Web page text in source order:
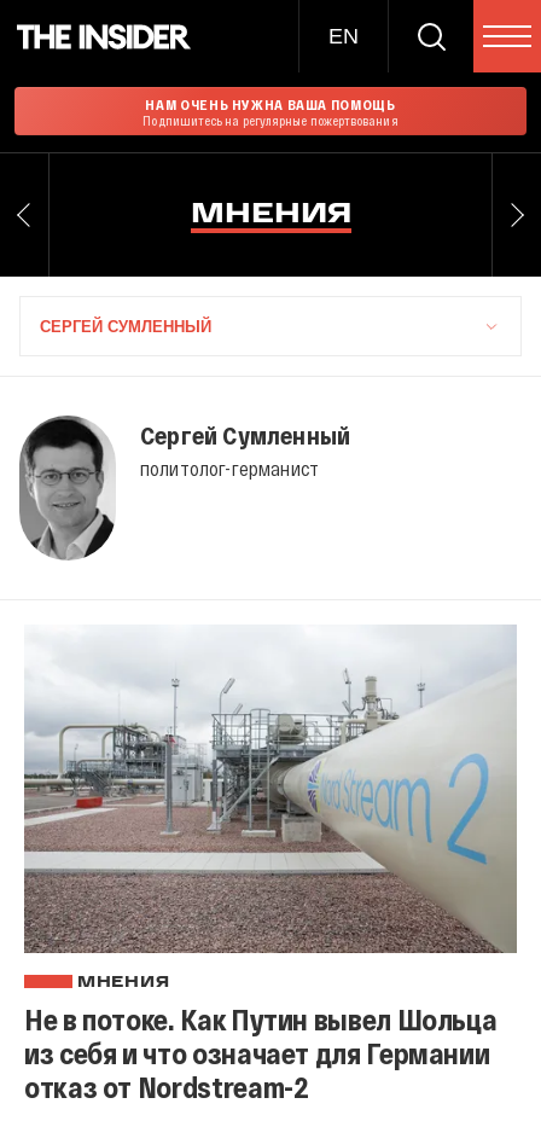
EN
НАМ ОЧЕНЬ НУЖНА ВАША ПОМОЩЬ
Подпишитесь на регулярные пожертвования
МНЕНИЯ
СЕРГЕЙ СУМЛЕННЫЙ
Сергей Сумленный
политолог-германист
МНЕНИЯ
Не в потоке. Как Путин вывел Шольца
из себя и что означает для Германии
отказ от Nordstream-2